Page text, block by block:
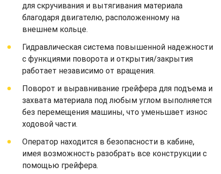
для скручивания и вытягивания материала
благодаря двигателю, расположенному на
внешнем кольце.
Гидравлическая система повышенной надежности
с функциями поворота и открытия/закрытия
работает независимо от вращения.
Поворот и выравнивание грейфера для подъема и
захвата материала под любым углом выполняется
без перемещения машины, что уменьшает износ
ходовой части.
Оператор находится в безопасности в кабине,
имея возможность разобрать все конструкции с
помощью грейфера.